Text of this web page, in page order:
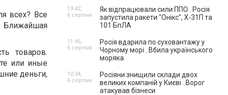
всех? Все
Ближайшая
товаров.
или иные
деньги,
Як відпрацювали сили ППО . Росія
запустила ракети "Онікс", Х-31П та
101 БпЛА
13:42,
6 серпня
Росія вдарила по суховантажу у
Чорному морі . Вбила українського
моряка
11:46,
6 серпня
Росіяни знищили склади двох
великих компаній у Києві . Ворог
атакував бізнеси
10:34,
6 серпня